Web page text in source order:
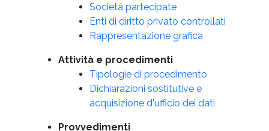
Società partecipate
Enti di diritto privato controllati
Rappresentazione grafica
Attività e procedimenti
Tipologie di procedimento
Dichiarazioni sostitutive e
acquisizione d'ufficio dei dati
Provvedimenti